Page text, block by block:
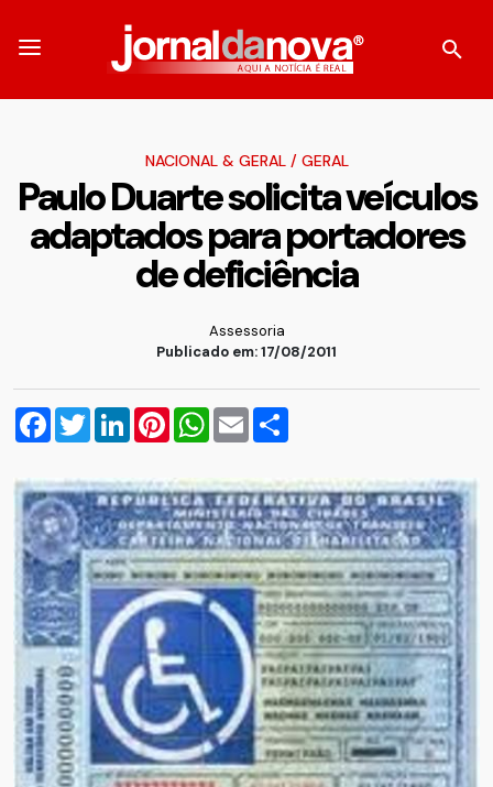
NACIONAL & GERAL/ GERAL
Paulo Duarte solicita veículos
adaptados para portadores
de deficiência
Assessoria
Publicado em: 17/08/2011
Facebook
TwitterLinkedInPinterestWhatsApp
Email